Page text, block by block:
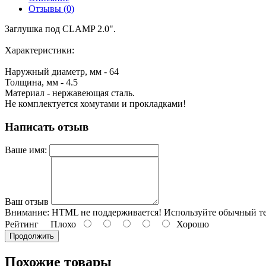
Отзывы (0)
Заглушка под CLAMP 2.0".
Характеристики:
Наружный диаметр, мм - 64
Толщина, мм - 4.5
Материал - нержавеющая сталь.
Не комплектуется хомутами и прокладками!
Написать отзыв
Ваше имя:
Ваш отзыв
Внимание: HTML не поддерживается! Используйте обычный
Рейтинг Плохо Хорошо
Продолжить
Похожие товары